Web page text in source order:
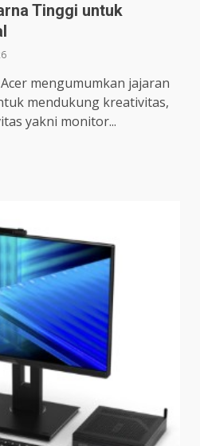
Tinggi untuk
mengumumkan jajaran
mendukung kreativitas,
yakni monitor...